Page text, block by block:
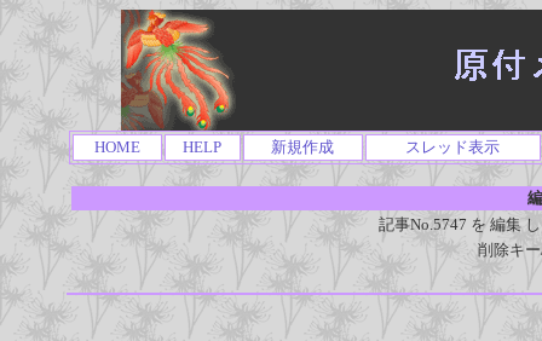
HOME HELP 新規作成 スレッド表示
記事No.5747 を 編集
削除キ